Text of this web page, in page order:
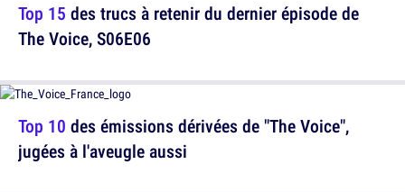
Top 15 des trucs à retenir du dernier épisode de
The Voice, S06E06
Top 10 des émissions dérivées de "The Voice",
jugées à l'aveugle aussi